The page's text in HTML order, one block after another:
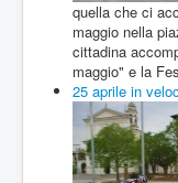
quella che ci
maggio nella
cittadina
maggio" e la
25 aprile in